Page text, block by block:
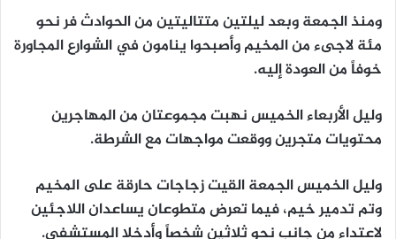
ومنذ الجمعة وبعد ليلتين متتاليتين من الحوادث فر نحو
مئة لاجىء من المخيم وأصبحوا ينامون في الشوارع المجاورة
خوفاً من العودة إليه.
وليل الأربعاء الخميس نهبت مجموعتان من المهاجرين
محتويات متجرين ووقعت مواجهات مع الشرطة.
وليل الخميس الجمعة القيت زجاجات حارقة على المخيم
وتم تدمير خيم، فيما تعرض متطوعان يساعدان اللاجئين
لاعتداء من جانب نحو ثلاثين شخصاً وأدخلا المستشفى.